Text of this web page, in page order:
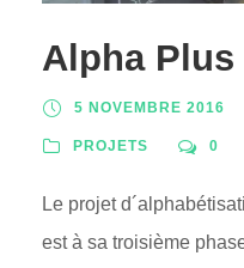
Alpha Plus
5 NOVEMBRE 2016
PROJETS 0
Le projet
est à sa troisième